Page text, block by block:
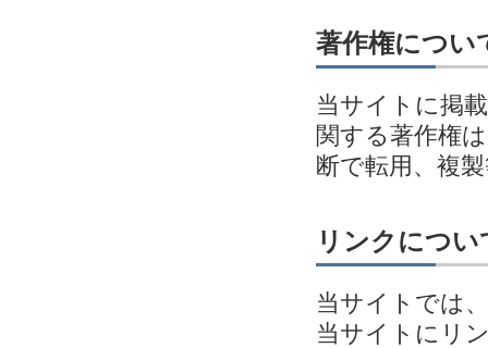
著作権につい
当サイトに掲
関する著作権
断で転用、複
リンクについ
当サイトでは
当サイトにリ